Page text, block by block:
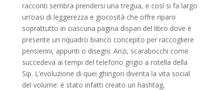
racconti sembra prendersi una tregua, e così si fa largo
un’oasi di leggerezza e giocosità che offre riparo
soprattutto in cia­scuna pagina dispari del libro dove è
presen­te un riquadro bianco concepito per racco­gliere
pensierini, appunti o disegni. Anzi, sca­rabocchi come
succedeva ai tempi del telefo­no grigio a rotella della
Sip. L’evoluzione di quei ghirigori diventa la vita social
del volume: è stato infatti creato un hashtag,